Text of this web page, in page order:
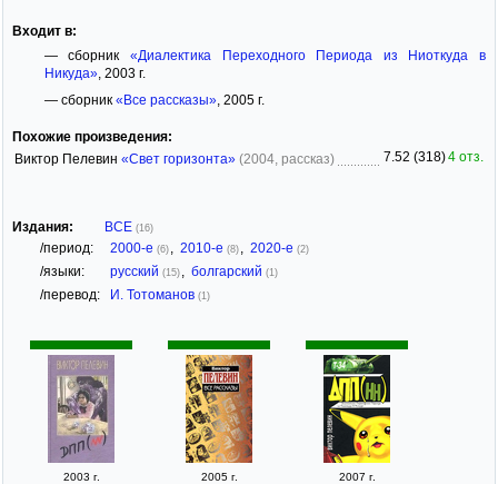
Входит в:
— сборник «Диалектика Переходного Периода из Ниоткуда в
Никуда», 2003 г.
— сборник «Все рассказы», 2005 г.
Похожие произведения:
Виктор Пелевин «Свет горизонта» (2004, рассказ) 7.52 (318)4 отз.
Издания: ВСЕ (16)
/период: 2000-е (6) , 2010-е (8) , 2020-е (2)
/языки: русский (15) , болгарский (1)
/перевод: И. Тотоманов (1)
2003 г. 2005 г. 2007 г.